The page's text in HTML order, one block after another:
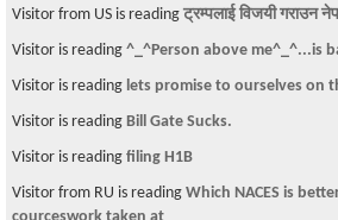
Visitor from US is reading ट्रम्पलाई विजयी गराउन
Visitor is reading ^_^Person above me^_^...is
Visitor is reading lets promise to ourselves on
Visitor is reading Bill Gate Sucks.
Visitor is reading filing H1B
Visitor from RU is reading Which NACES is